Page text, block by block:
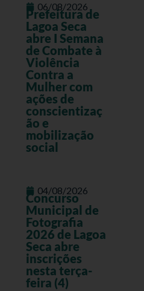
06/08/2026
Prefeitura de
Lagoa Seca
abre I Semana
de Combate à
Violência
Contra a
Mulher com
ações de
conscientizaç
ão e
mobilização
social
04/08/2026
Concurso
Municipal de
Fotografia
2026 de Lagoa
Seca abre
inscrições
nesta terça-
feira (4)